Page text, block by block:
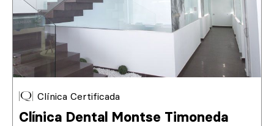
Clínica Certificada
Clínica Dental Montse Timoneda